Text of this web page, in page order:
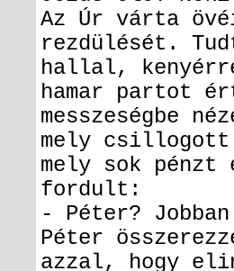
Az Úr várta
rezdülését.
hallal,
hamar partot
messzeségbe
mely csillogott
mely sok
fordult:
- Péter?
Péter
azzal, hogy